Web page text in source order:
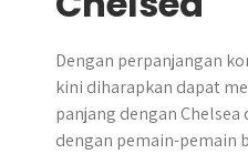
Dengan perpanjangan
kini diharapkan dapat
panjang dengan
dengan pemain-pemain